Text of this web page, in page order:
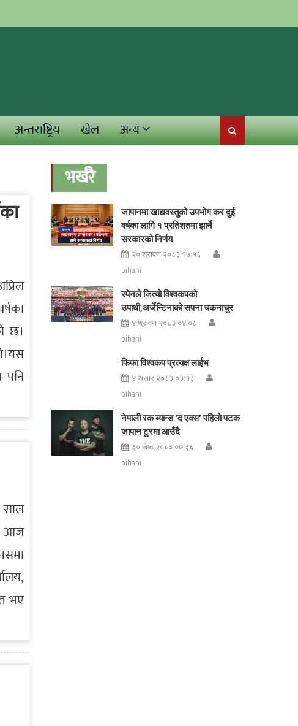
अन्तराष्ट्रिय खेल अन्य
छ।
पनि
आज
भए
भर्खरै
जापानमा खाद्यवस्तुको उपभोग कर दुई
वर्षका लागि १ प्रतिशतमा झार्ने
सरकारको निर्णय
२० श्रावण २०८३ १७:५६
bihani
स्पेनले जित्यो विश्वकपको
उपाधी,अर्जेन्टिनाको सपना चकनाचुर
४ श्रावण २०८३ ०४:०८
bihani
फिफा विश्वकप प्रत्यक्ष लाईभ
४ असार २०८३ ०३:१३
bihani
नेपाली रक ब्यान्ड ‘द एक्स’ पहिलो पटक
जापान टुरमा आउँदै
३० जेष्ठ २०८३ ०७:३६
bihani